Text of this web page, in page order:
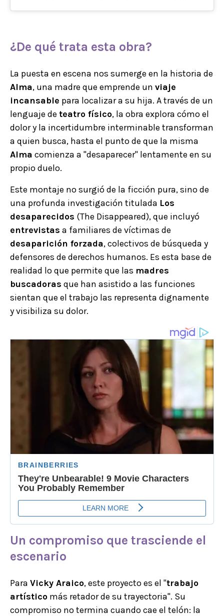
¿De qué trata esta obra?
La puesta en escena nos sumerge en la historia de
Alma, una madre que emprende un viaje
incansable para localizar a su hija. A través de un
lenguaje de teatro físico, la obra explora cómo el
dolor y la incertidumbre interminable transforman
a quien busca, hasta el punto de que la misma
Alma comienza a "desaparecer" lentamente en su
propio duelo.
Este montaje no surgió de la ficción pura, sino de
una profunda investigación titulada Los
desaparecidos (The Disappeared), que incluyó
entrevistas a familiares de víctimas de
desaparición forzada, colectivos de búsqueda y
defensores de derechos humanos. Es esta base de
realidad lo que permite que las madres
buscadoras que han asistido a las funciones
sientan que el trabajo las representa dignamente
y visibiliza su dolor.
Un compromiso que trasciende el
escenario
Para Vicky Araico, este proyecto es el "trabajo
artístico más retador de su trayectoria". Su
compromiso no termina cuando cae el telón: la